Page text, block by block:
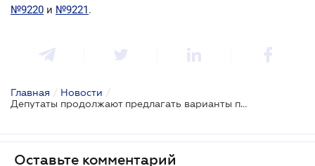
№9220 и №9221.
Главная / Новости /
Депутаты продолжают предлагать варианты поддержки фермеров
Оставьте комментарий